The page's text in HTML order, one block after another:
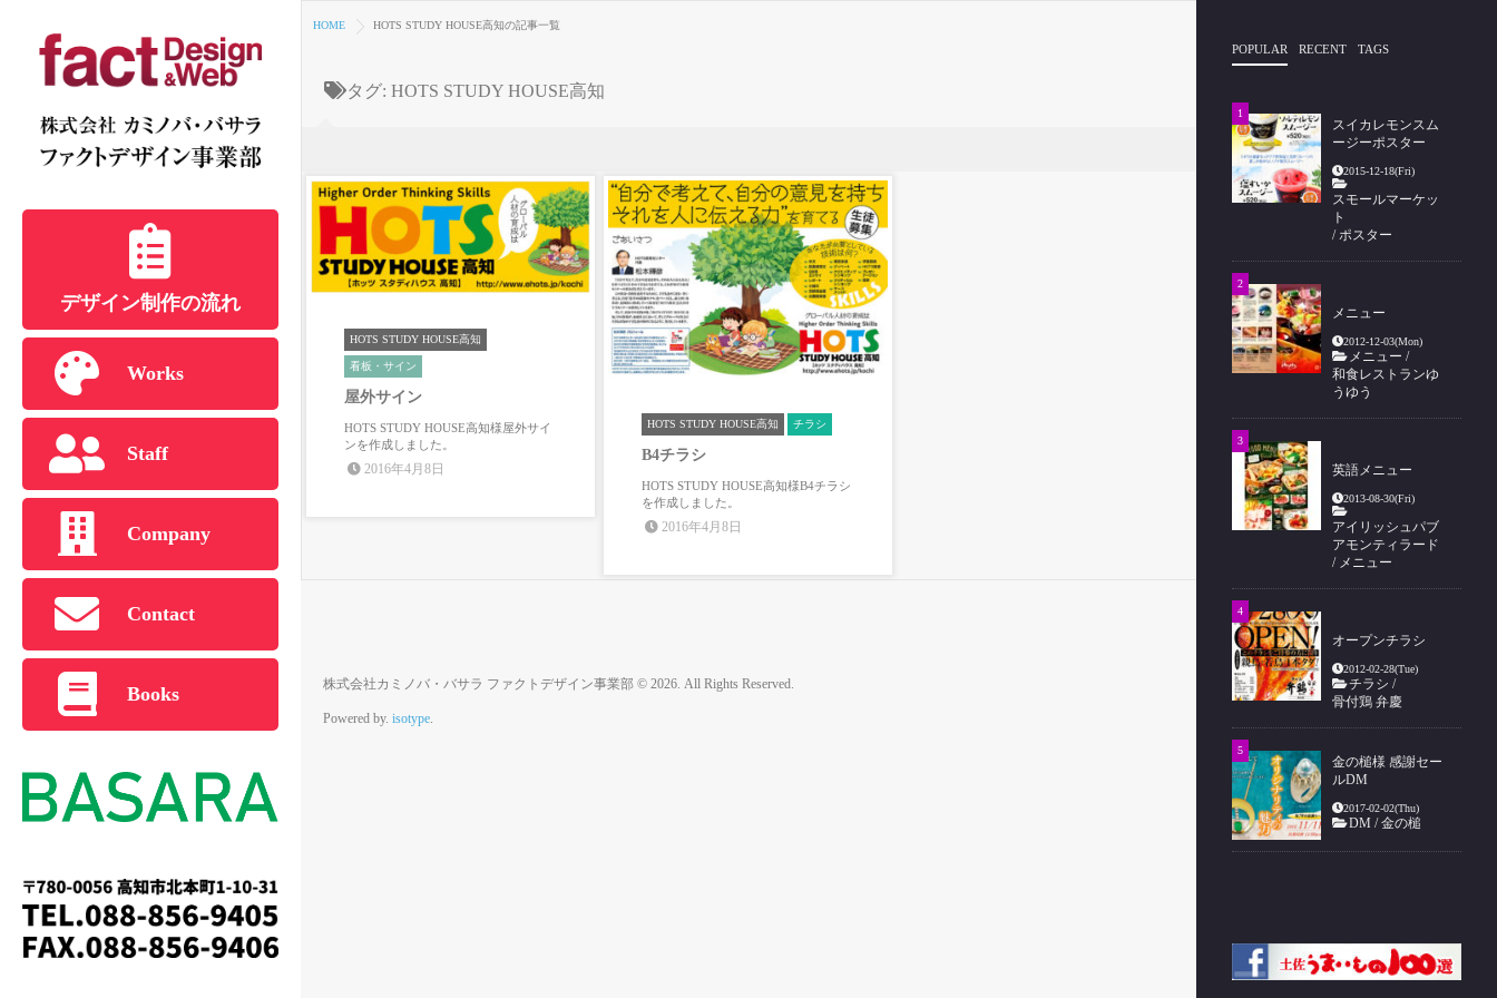
デザイン制作の流れ
Works
Staff
Company
Contact
Books
HOME HOTS STUDY HOUSE高知の記事一覧
タグ: HOTS STUDY HOUSE高知
HOTS STUDY HOUSE高知
看板・サイン
屋外サイン
HOTS STUDY HOUSE高知様屋外サイ
ンを作成しました。
2016年4月8日
HOTS STUDY HOUSE高知 チラシ
B4チラシ
HOTS STUDY HOUSE高知様B4チラシ
を作成しました。
2016年4月8日
POPULAR RECENT TAGS
スイカレモンスム
ージーポスター
2015-12-18(Fri)
スモールマーケッ
ト
/ポスター
メニュー
2012-12-03(Mon)
メニュー /
和食レストランゆ
うゆう
英語メニュー
2013-08-30(Fri)
アイリッシュパブ
アモンティラード
/ メニュー
オープンチラシ
2012-02-28(Tue)
チラシ /
骨付鶏 弁慶
金の槌様 感謝セー
ルDM
2017-02-02(Thu)
DM /金の槌
株式会社カミノバ・バサラ ファクトデザイン事業部 © 2026. All Rights Reserved.
Powered by. isotype.